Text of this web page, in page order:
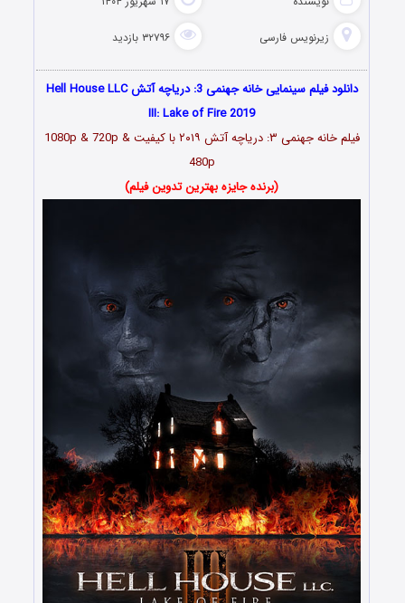
زیرنویس فارسی ۳۲۷۹۶ بازدید
دانلود فیلم سینمایی خانه جهنمی 3: دریاچه آتش Hell House LLC
III: Lake of Fire 2019
فیلم خانه جهنمی ۳: دریاچه آتش ۲۰۱۹ با کیفیت 1080p & 720p &
480p
(برنده جایزه بهترین تدوین فیلم)